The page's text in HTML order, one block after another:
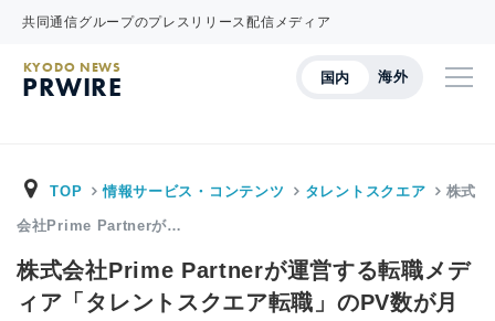
共同通信グループのプレスリリース配信メディア
国内 海外
KYODO NEWS
PRWIRE
TOP 情報サービス・コンテンツ タレントスクエア 株式
会社Prime Partnerが…
株式会社Prime Partnerが運営する転職メデ
ィア「タレントスクエア転職」のPV数が月